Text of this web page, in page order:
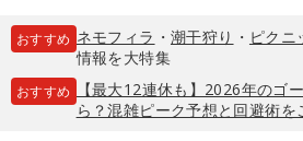
おすすめ ネモフィラ ・ 潮干狩り ・ ピクニ
情報を大特集
おすすめ
【最大12連休も】2026年のゴ
ら？混雑ピーク予想と回避術を